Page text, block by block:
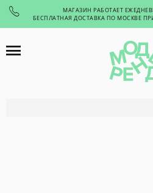
МАГАЗИН РАБОТАЕТ
БЕСПЛАТНАЯ ДОСТАВКА ПО МОСКВЕ